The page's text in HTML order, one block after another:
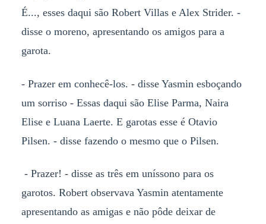
É..., esses daqui são Robert Villas e Alex Strider. -
disse o moreno, apresentando os amigos para a
garota.
- Prazer em conhecê-los. - disse Yasmin esboçando
um sorriso - Essas daqui são Elise Parma, Naira
Elise e Luana Laerte. E garotas esse é Otavio
Pilsen. - disse fazendo o mesmo que o Pilsen.
- Prazer! - disse as três em uníssono para os
garotos. Robert observava Yasmin atentamente
apresentando as amigas e não pôde deixar de